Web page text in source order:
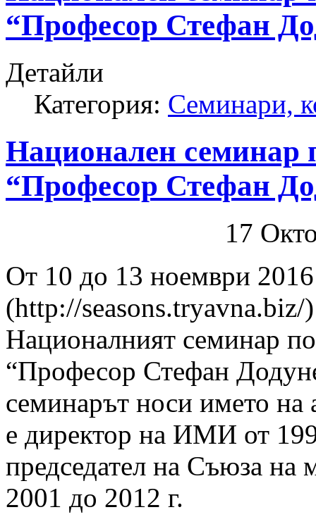
“Професор Стефан
Детайли
Категория: Семинари,
Национален семинар
“Професор Стефан
17
От 10 до 13 ноември 2016
(http://
Националният семинар
“Професор Стефан
семинарът носи името на
е директор на ИМИ от
председател на Съюза на
2001 до 2012 г.